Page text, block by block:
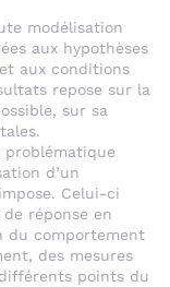
modélisation
aux hypothèses
aux conditions
repose sur la
sur sa
problématique
d’un
Celui-ci
réponse en
du comportement
des mesures
points du